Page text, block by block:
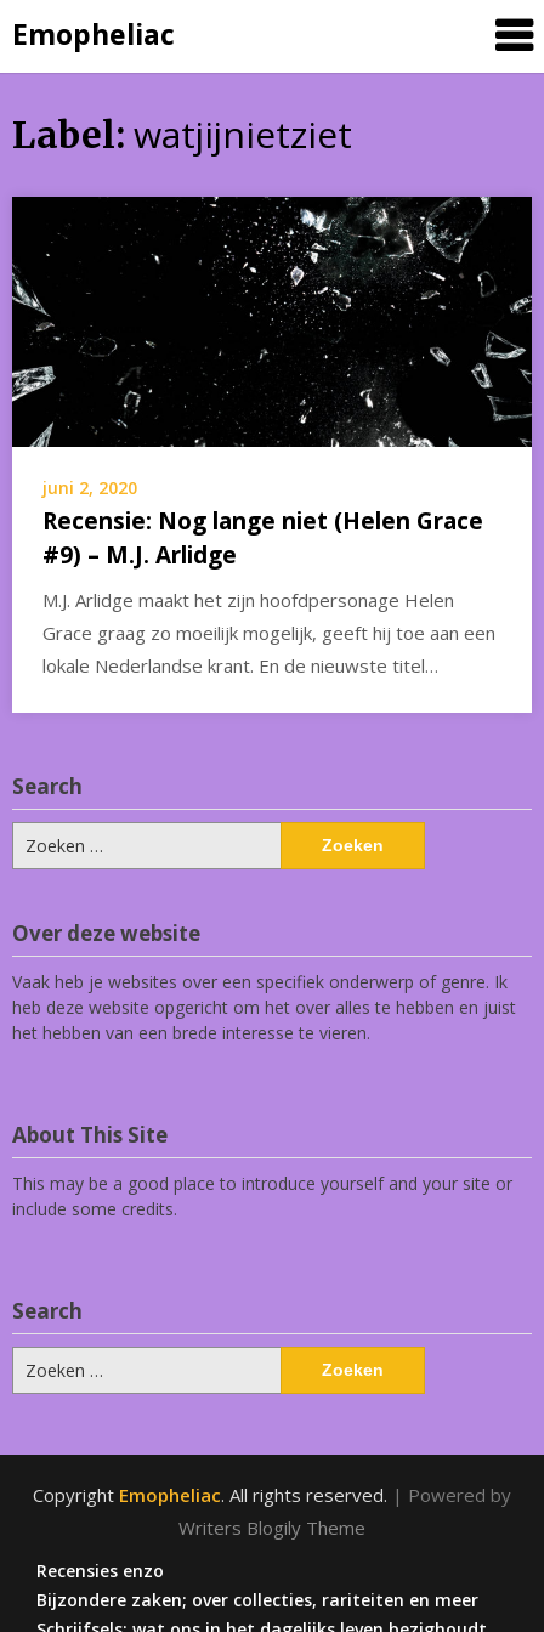
to
content
Emopheliac
Label: watjijnietziet
juni 2, 2020
Recensie: Nog lange niet (Helen Grace
#9) – M.J. Arlidge
M.J. Arlidge maakt het zijn hoofdpersonage Helen
Grace graag zo moeilijk mogelijk, geeft hij toe aan een
lokale Nederlandse krant. En de nieuwste titel…
Search
naar:
Over deze website
Vaak heb je websites over een specifiek onderwerp of genre. Ik
heb deze website opgericht om het over alles te hebben en juist
het hebben van een brede interesse te vieren.
About This Site
This may be a good place to introduce yourself and your site or
include some credits.
Search
naar:
Copyright Emopheliac. All rights reserved. | Powered by
Writers Blogily Theme
Recensies enzo
Bijzondere zaken; over collecties, rariteiten en meer